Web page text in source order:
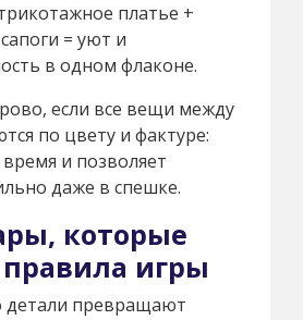
платье +
= уют и
в одном флаконе.
если все вещи между
по цвету и фактуре:
и позволяет
даже в спешке.
которые
игры
детали превращают